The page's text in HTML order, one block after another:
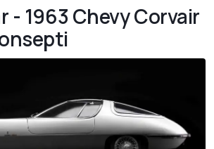
- 1963 Chevy Corvair